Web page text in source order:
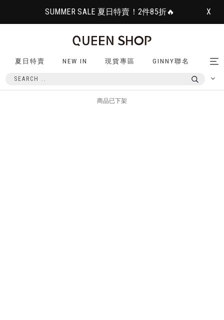
SUMMER SALE 夏日特賣！2件85折🔥 X
夏日特賣 NEW IN 現貨專區 GINNY聯名
商品已下架